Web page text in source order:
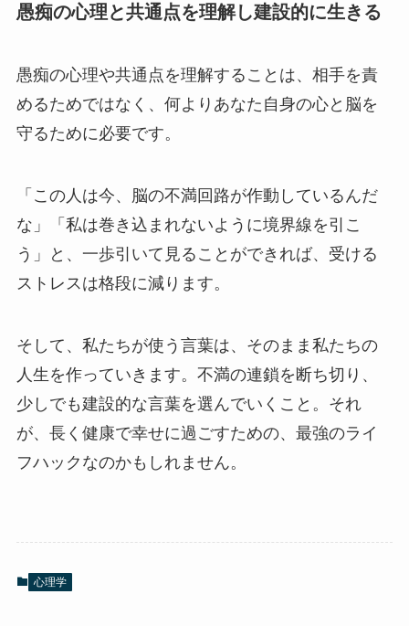
愚痴の心理と共通点を理解し建設的に生きる
愚痴の心理や共通点を理解することは、相手を責
めるためではなく、何よりあなた自身の心と脳を
守るために必要です。
「この人は今、脳の不満回路が作動しているんだ
な」「私は巻き込まれないように境界線を引こ
う」と、一歩引いて見ることができれば、受ける
ストレスは格段に減ります。
そして、私たちが使う言葉は、そのまま私たちの
人生を作っていきます。不満の連鎖を断ち切り、
少しでも建設的な言葉を選んでいくこと。それ
が、長く健康で幸せに過ごすための、最強のライ
フハックなのかもしれません。
心理学